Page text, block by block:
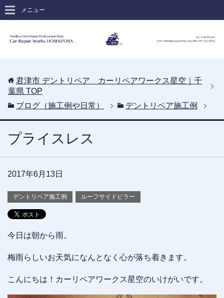
メニュー
君津市 デントリペア カーリペアワークス星空｜千
葉県 TOP
ブログ（施工例や日常）
デントリペア施工例
プライスレス
2017年6月13日
デントリペア施工例 ルーフサイドピラー
今日は朝から雨。
梅雨らしいお天気になんとなく心が落ち着きます。
こんにちは！カーリペアワークス星空のいけがいです。